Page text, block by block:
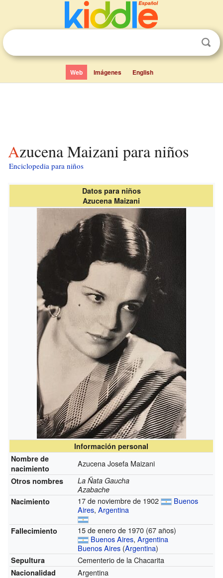
Web Imágenes English
Azucena Maizani para niños
Enciclopedia para niños
Datos para niños
Azucena Maizani
Información personal
Nombre de
nacimiento
Azucena Josefa Maizani
Otros nombres
La Ñata Gaucha
Azabache
Nacimiento
17 de noviembre de 1902
Buenos
Aires,Argentina
Fallecimiento
15 de enero de 1970 (67 años)
Buenos Aires,Argentina
Buenos Aires (Argentina)
Sepultura Cementerio de la Chacarita
Nacionalidad Argentina